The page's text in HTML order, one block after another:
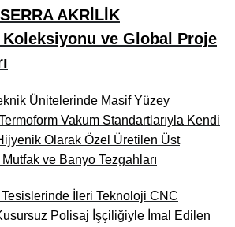
AKRİLİK
Koleksiyonu ve Global Proje
Ünitelerinde Masif Yüzey
Vakum Standartlarıyla Kendi
Olarak Özel Üretilen Üst
ve Banyo Tezgahları
İleri Teknoloji CNC
Polisaj İşçiliğiyle İmal Edilen